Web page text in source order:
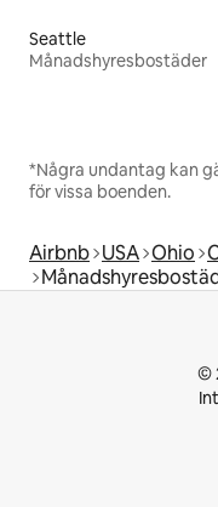
Seattle
Månadshyresbostäder
*Några undantag kan
för vissa boenden.
Airbnb USA Ohio
©